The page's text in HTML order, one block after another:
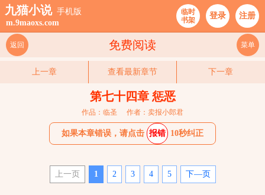
九猫小说 手机版
m.9maoxs.com
临时
书架
登录 注册
免费阅读
返回 菜单
上一章 查看最新章节 下一章
第七十四章 惩恶
作品：临圣 作者：卖报小郎君
如果本章错误，请点击 报错 10秒纠正
上一页 1 2 3 4 5 下—页